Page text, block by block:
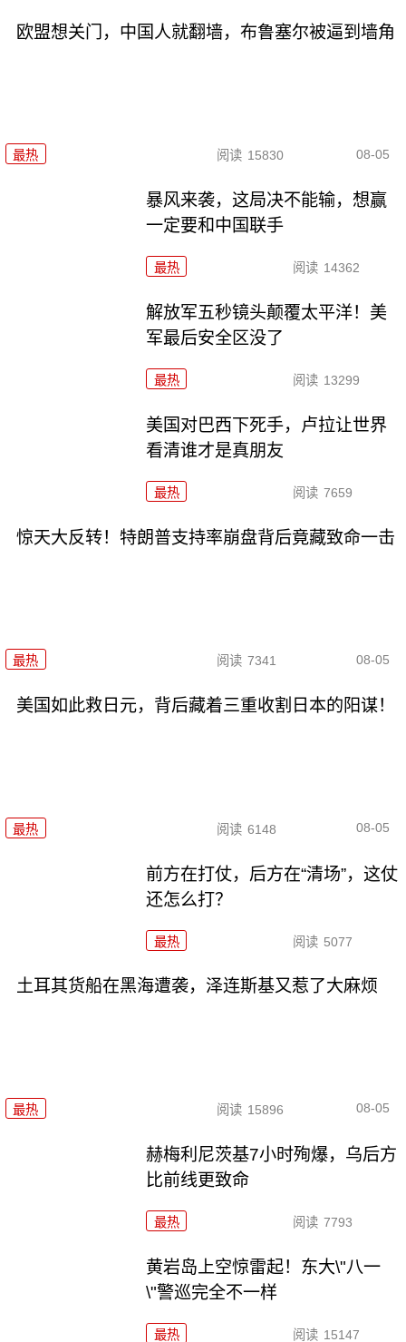
欧盟想关门，中国人就翻墙，布鲁塞尔被逼到墙角
最热 阅读 15830 08-05
暴风来袭，这局决不能输，想赢
一定要和中国联手
最热 阅读 14362
解放军五秒镜头颠覆太平洋！美
军最后安全区没了
最热 阅读 13299
美国对巴西下死手，卢拉让世界
看清谁才是真朋友
最热 阅读 7659
惊天大反转！特朗普支持率崩盘背后竟藏致命一击
最热 阅读 7341 08-05
美国如此救日元，背后藏着三重收割日本的阳谋！
最热 阅读 6148 08-05
前方在打仗，后方在“清场”，这仗
还怎么打？
最热 阅读 5077
土耳其货船在黑海遭袭，泽连斯基又惹了大麻烦
最热 阅读 15896 08-05
赫梅利尼茨基7小时殉爆，乌后方
比前线更致命
最热 阅读 7793
黄岩岛上空惊雷起！东大\"八一
\"警巡完全不一样
最热 阅读 15147